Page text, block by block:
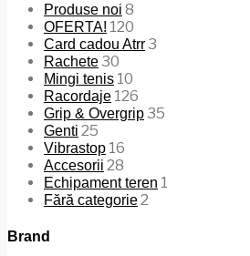
Produse noi 8
OFERTA! 120
Card cadou Atrr3
Rachete30
Mingi tenis 10
Racordaje 126
Grip & Overgrip35
Genti 25
Vibrastop 16
Accesorii 28
Echipament teren 1
Fără categorie2
Brand